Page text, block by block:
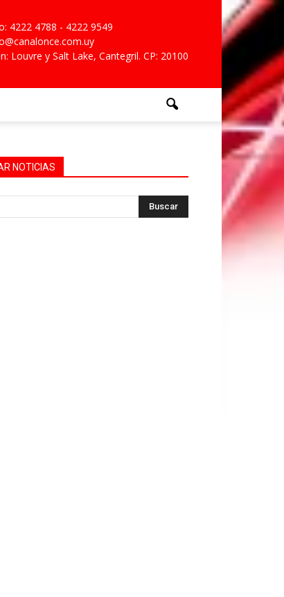
4222 4788 - 4222 9549
Louvre y Salt Lake, Cantegril. CP: 20100
NOTICIAS